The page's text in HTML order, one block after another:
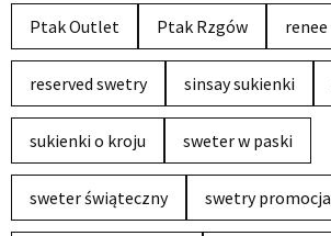
Ptak Outlet Ptak Rzgów renee
reserved swetry sinsay sukienki
sukienki o kroju sweter w paski
sweter świąteczny swetry promocja